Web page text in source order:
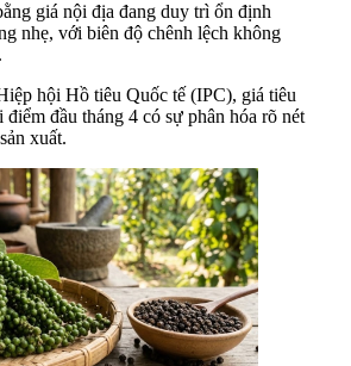
giá nội địa đang duy trì ổn định
nhẹ, với biên độ chênh lệch không
hội Hồ tiêu Quốc tế (IPC), giá tiêu
điểm đầu tháng 4 có sự phân hóa rõ nét
xuất.